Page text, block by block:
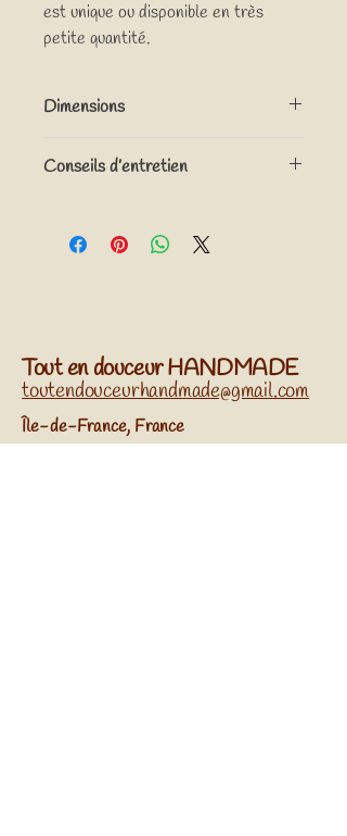
est unique ou disponible en très
petite quantité.
Dimensions
Longueur totale avec mousqueton : 19cm
Conseils d’entretien
linge.
Tout en douceur HANDMADE
toutendouceurhandmade@gmail.com
​Île-de-France, France